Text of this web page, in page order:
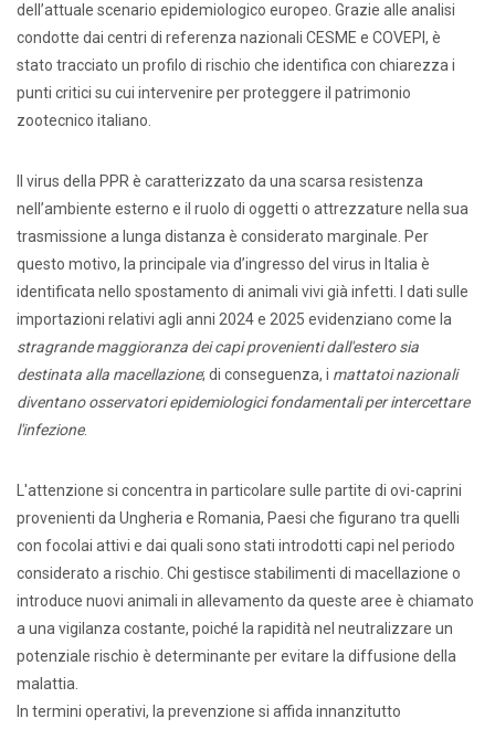
dell’attuale scenario epidemiologico europeo. Grazie alle analisi
condotte dai centri di referenza nazionali CESME e COVEPI, è
stato tracciato un profilo di rischio che identifica con chiarezza i
punti critici su cui intervenire per proteggere il patrimonio
zootecnico italiano.
Il virus della PPR è caratterizzato da una scarsa resistenza
nell’ambiente esterno e il ruolo di oggetti o attrezzature nella sua
trasmissione a lunga distanza è considerato marginale. Per
questo motivo, la principale via d’ingresso del virus in Italia è
identificata nello spostamento di animali vivi già infetti. I dati sulle
importazioni relativi agli anni 2024 e 2025 evidenziano come la
stragrande maggioranza dei capi provenienti dall'estero sia
destinata alla macellazione; di conseguenza, i mattatoi nazionali
diventano osservatori epidemiologici fondamentali per intercettare
l'infezione.
L'attenzione si concentra in particolare sulle partite di ovi-caprini
provenienti da Ungheria e Romania, Paesi che figurano tra quelli
con focolai attivi e dai quali sono stati introdotti capi nel periodo
considerato a rischio. Chi gestisce stabilimenti di macellazione o
introduce nuovi animali in allevamento da queste aree è chiamato
a una vigilanza costante, poiché la rapidità nel neutralizzare un
potenziale rischio è determinante per evitare la diffusione della
malattia.
In termini operativi, la prevenzione si affida innanzitutto